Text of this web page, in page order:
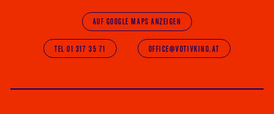
AUF GOOGLE MAPS ANZEIGEN
TEL 01 317 35 71 OFFICE@VOTIVKINO.AT